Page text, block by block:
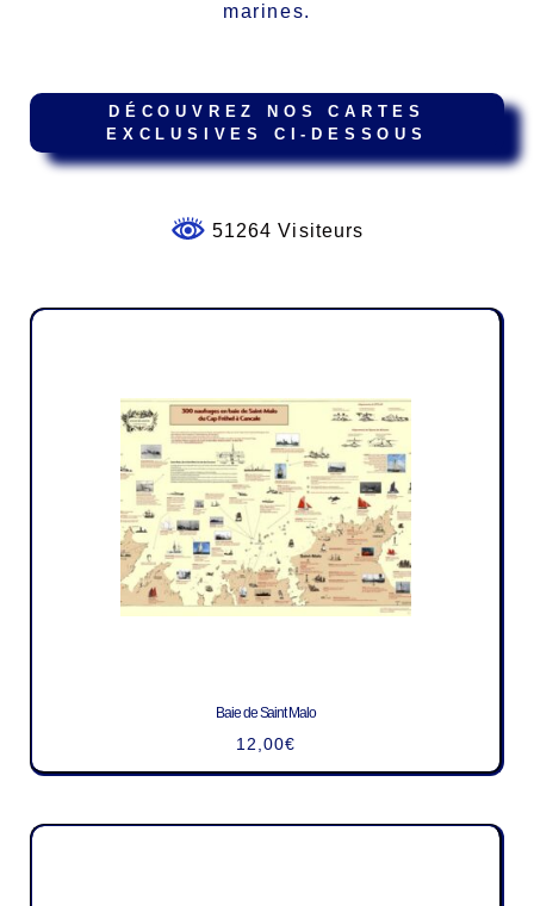
marines.
DÉCOUVREZ NOS CARTES
EXCLUSIVES CI-DESSOUS
51264 Visiteurs
Baie de Saint Malo
12,00€